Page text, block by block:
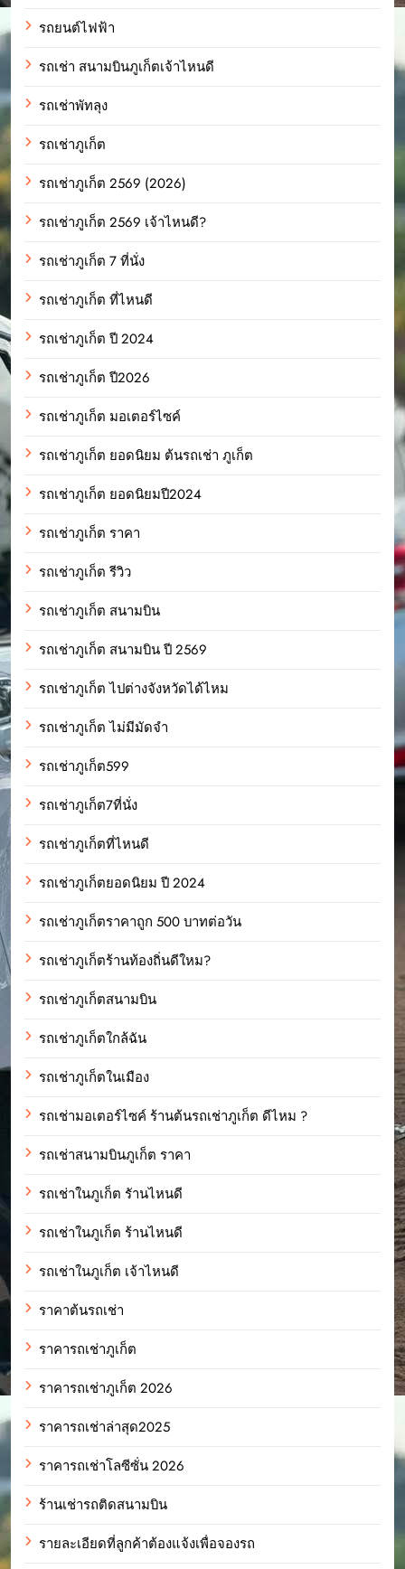
รถยนต์ไฟฟ้า
รถเช่า สนามบินภูเก็ตเจ้าไหนดี
รถเช่าพัทลุง
รถเช่าภูเก็ต
รถเช่าภูเก็ต 2569 (2026)
รถเช่าภูเก็ต 2569 เจ้าไหนดี?
รถเช่าภูเก็ต 7 ที่นั่ง
รถเช่าภูเก็ต ที่ไหนดี
รถเช่าภูเก็ต ปี 2024
รถเช่าภูเก็ต ปี2026
รถเช่าภูเก็ต มอเตอร์ไซค์
รถเช่าภูเก็ต ยอดนิยม ต้นรถเช่า ภูเก็ต
รถเช่าภูเก็ต ยอดนิยมปี2024
รถเช่าภูเก็ต ราคา
รถเช่าภูเก็ต รีวิว
รถเช่าภูเก็ต สนามบิน
รถเช่าภูเก็ต สนามบิน ปี 2569
รถเช่าภูเก็ต ไปต่างจังหวัดได้ไหม
รถเช่าภูเก็ต ไม่มีมัดจำ
รถเช่าภูเก็ต599
รถเช่าภูเก็ต7ที่นั่ง
รถเช่าภูเก็ตที่ไหนดี
รถเช่าภูเก็ตยอดนิยม ปี 2024
รถเช่าภูเก็ตราคาถูก 500 บาทต่อวัน
รถเช่าภูเก็ตร้านท้องถิ่นดีใหม?
รถเช่าภูเก็ตสนามบิน
รถเช่าภูเก็ตใกล้ฉัน
รถเช่าภูเก็ตในเมือง
รถเช่ามอเตอร์ไซค์ ร้านต้นรถเช่าภูเก็ต ดีไหม ?
รถเช่าสนามบินภูเก็ต ราคา
รถเช่าในภูเก็ต รัานไหนดี
รถเช่าในภูเก็ต ร้านไหนดี
รถเช่าในภูเก็ต เจ้าไหนดี
ราคาต้นรถเช่า
ราคารถเช่าภูเก็ต
ราคารถเช่าภูเก็ต 2026
ราคารถเช่าล่าสุด2025
ราคารถเช่าโลซีซั่น 2026
ร้านเช่ารถติดสนามบิน
รายละเอียดที่ลูกค้าต้องแจ้งเพื่อจองรถ